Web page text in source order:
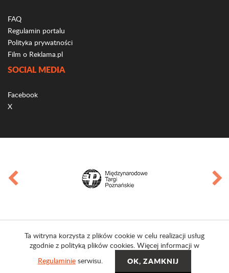
FAQ
Regulamin portalu
Polityka prywatności
Film o Reklama.pl
SOCIAL MEDIA
Facebook
X
Ta witryna korzysta z plików cookie w celu realizacji usług
zgodnie z polityką plików cookies. Więcej informacji w
Regulaminie serwisu.